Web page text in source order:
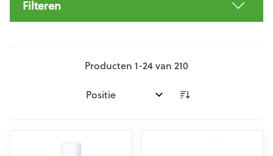
Filteren
Producten 1-24van 210
Sorteer op: